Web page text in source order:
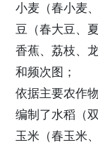
小麦（春小麦
豆（春大豆、
香蕉、荔枝、
和频次图；
依据主要农作
编制了水稻（
玉米（春玉米